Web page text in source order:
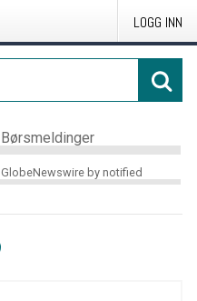
LOGG INN
Børsmeldinger
GlobeNewswire by notified